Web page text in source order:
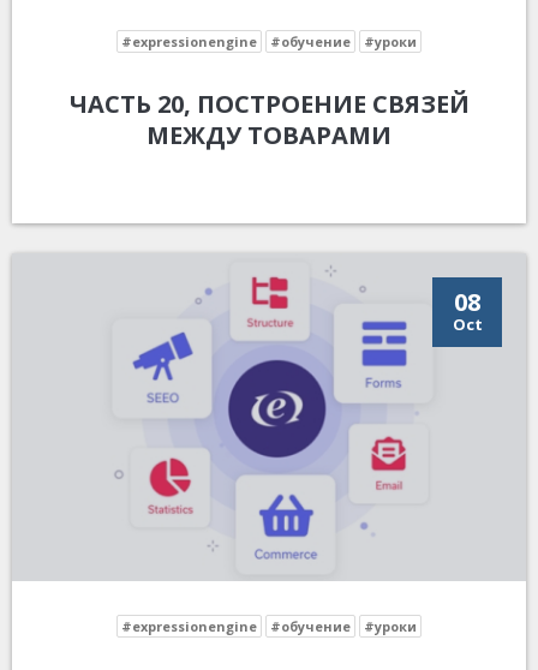
#expressionengine #обучение #уроки
ЧАСТЬ 20, ПОСТРОЕНИЕ СВЯЗЕЙ
МЕЖДУ ТОВАРАМИ
08
Oct
#expressionengine #обучение #уроки